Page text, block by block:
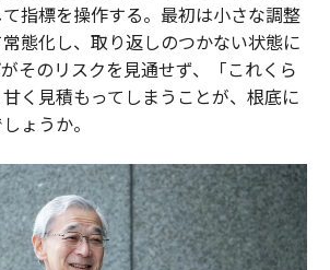
指標を操作する。最初は小さな調整
態化し、取り返しのつかない状態に
そのリスクを見通せず、「これくら
く見積もってしまうことが、根底に
ょうか。